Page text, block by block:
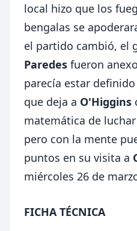
local hizo que los
bengalas se
el partido cambió, el
Paredes fueron
parecía estar
que deja a O'Higgins
matemática de
pero con la mente
puntos en su visita a
miércoles 26 de
FICHA TÉCNICA